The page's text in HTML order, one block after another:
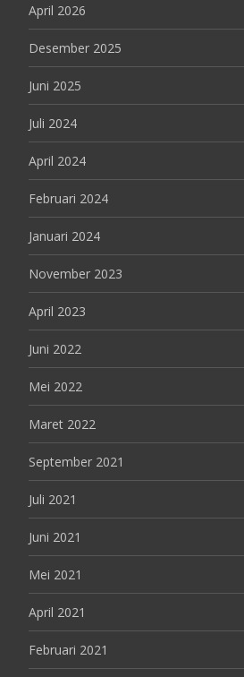
April 2026
Desember 2025
Juni 2025
Juli 2024
April 2024
Februari 2024
Januari 2024
November 2023
April 2023
Juni 2022
Mei 2022
Maret 2022
September 2021
Juli 2021
Juni 2021
Mei 2021
April 2021
Februari 2021